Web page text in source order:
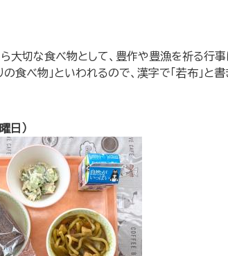
大切な食べ物として、豊作や豊漁を祈る行事
の食べ物」といわれるので、漢字で「若布」と書
日）